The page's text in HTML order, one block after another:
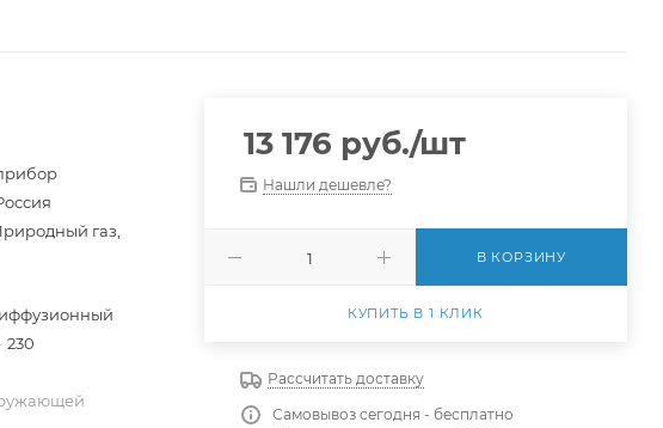
газ,
230
13 176 руб./шт
Нашли дешевле?
В КОРЗИНУ
КУПИТЬ В 1 КЛИК
Рассчитать доставку
Самовывоз сегодня - бесплатно